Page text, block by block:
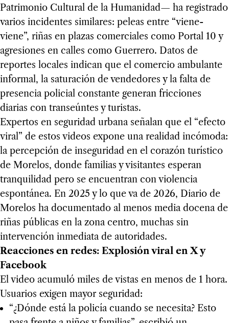
Patrimonio Cultural de la Humanidad— ha registrado
varios incidentes similares: peleas entre “viene-
viene”, riñas en plazas comerciales como Portal 10 y
agresiones en calles como Guerrero. Datos de
reportes locales indican que el comercio ambulante
informal, la saturación de vendedores y la falta de
presencia policial constante generan fricciones
diarias con transeúntes y turistas.
Expertos en seguridad urbana señalan que el “efecto
viral” de estos videos expone una realidad incómoda:
la percepción de inseguridad en el corazón turístico
de Morelos, donde familias y visitantes esperan
tranquilidad pero se encuentran con violencia
espontánea. En 2025 y lo que va de 2026, Diario de
Morelos ha documentado al menos media docena de
riñas públicas en la zona centro, muchas sin
intervención inmediata de autoridades.
Reacciones en redes: Explosión viral en X y
Facebook
El video acumuló miles de vistas en menos de 1 hora.
Usuarios exigen mayor seguridad:
“¿Dónde está la policía cuando se necesita? Esto